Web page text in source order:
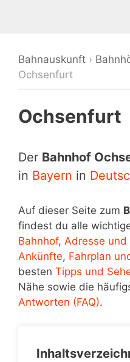
Bahnauskunft ›
Ochsenfurt
Ochsenfurt
Der Bahnhof
in Bayern in
Auf dieser Seite zum
findest du alle
Bahnhof, Adresse und
Ankünfte, Fahrplan
besten Tipps und
Nähe sowie die
Antworten (FAQ).